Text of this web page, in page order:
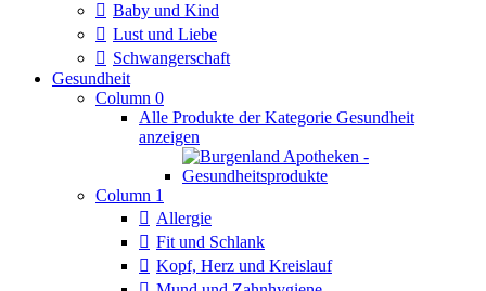
Baby und Kind
Lust und Liebe
Schwangerschaft
Gesundheit
Column 0
Alle Produkte der Kategorie Gesundheit
anzeigen
Column 1
Allergie
Fit und Schlank
Kopf, Herz und Kreislauf